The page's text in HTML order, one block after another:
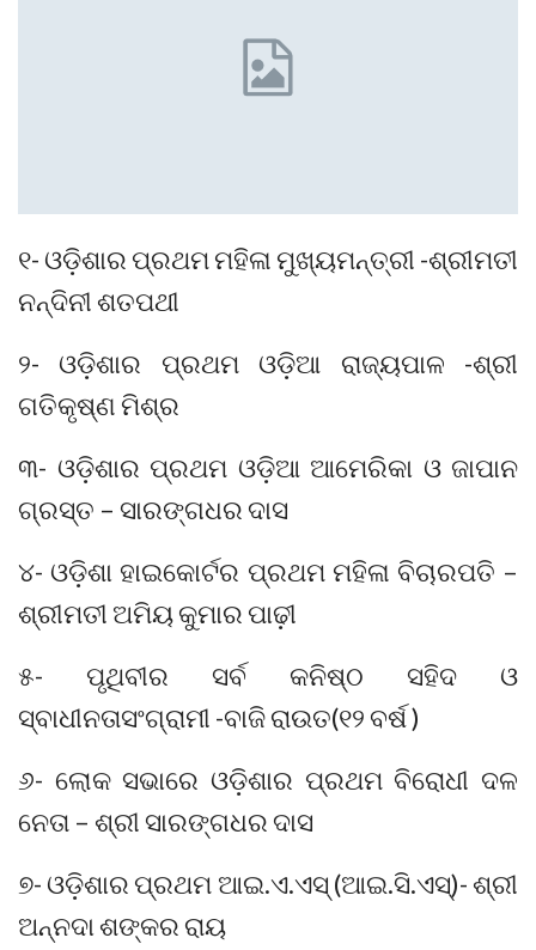
୧- ଓଡ଼ିଶାର ପ୍ରଥମ ମହିଳା ମୁଖ୍ୟମନ୍ତ୍ରୀ -ଶ୍ରୀମତୀ
ନନ୍ଦିନୀ ଶତପଥୀ
୨- ଓଡ଼ିଶାର ପ୍ରଥମ ଓଡ଼ିଆ ରାଜ୍ୟପାଳ -ଶ୍ରୀ
ଗତିକୃଷ୍ଣ ମିଶ୍ର
୩- ଓଡ଼ିଶାର ପ୍ରଥମ ଓଡ଼ିଆ ଆମେରିକା ଓ ଜାପାନ
ଗ୍ରସ୍ତ – ସାରଙ୍ଗଧର ଦାସ
୪- ଓଡ଼ିଶା ହାଇକୋର୍ଟର ପ୍ରଥମ ମହିଳା ବିଚାରପତି –
ଶ୍ରୀମତୀ ଅମିୟ କୁମାର ପାଢ଼ୀ
୫- ପୃଥିବୀର ସର୍ବ କନିଷ୍ଠ ସହିଦ ଓ
ସ୍ବାଧୀନତାସଂଗ୍ରାମୀ -ବାଜି ରାଉତ(୧୨ ବର୍ଷ )
୬- ଲୋକ ସଭାରେ ଓଡ଼ିଶାର ପ୍ରଥମ ବିରୋଧୀ ଦଳ
ନେତା – ଶ୍ରୀ ସାରଙ୍ଗଧର ଦାସ
୭- ଓଡ଼ିଶାର ପ୍ରଥମ ଆଇ.ଏ.ଏସ୍ (ଆଇ.ସି.ଏସ୍)- ଶ୍ରୀ
ଅନ୍ନଦା ଶଙ୍କର ରାୟ